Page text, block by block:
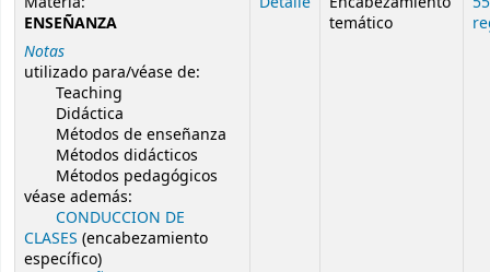
ENSEÑANZA
Notas
utilizado para/véase de:
Teaching
Didáctica
Métodos de enseñanza
Métodos didácticos
Métodos pedagógicos
véase además:
CONDUCCION DE
CLASES (encabezamiento
específico)
temático